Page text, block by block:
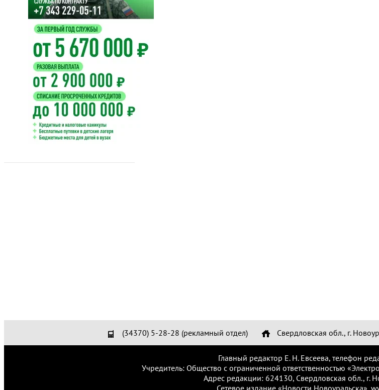
(34370) 5-28-28 (рекламный отдел) Свердловская обл., г.
Главный редактор Е. Н. Евсеева, телефон
Учредитель: Общество с ограниченной ответственностью
Адрес редакции: 624130, Свердловская обл., г.